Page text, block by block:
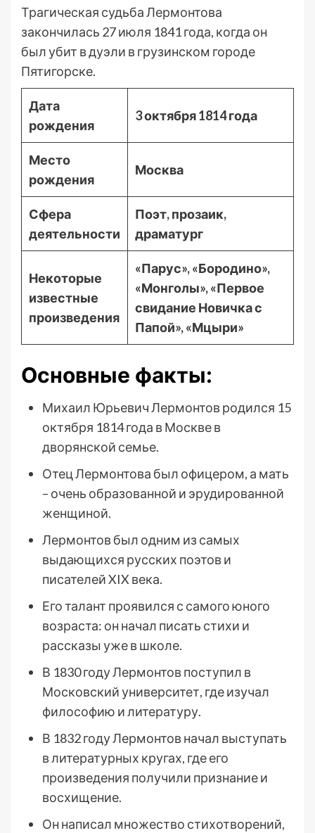
Трагическая судьба Лермонтова
закончилась 27 июля 1841 года, когда он
был убит в дуэли в грузинском городе
Пятигорске.
Дата
рождения
3 октября 1814 года
Место
рождения
Москва
Сфера
деятельности
Поэт, прозаик,
драматург
Некоторые
известные
произведения
«Парус», «Бородино»,
«Монголы», «Первое
свидание Новичка с
Папой», «Мцыри»
Основные факты:
Михаил Юрьевич Лермонтов родился 15
октября 1814 года в Москве в
дворянской семье.
Отец Лермонтова был офицером, а мать
– очень образованной и эрудированной
женщиной.
Лермонтов был одним из самых
выдающихся русских поэтов и
писателей XIX века.
Его талант проявился с самого юного
возраста: он начал писать стихи и
рассказы уже в школе.
В 1830 году Лермонтов поступил в
Московский университет, где изучал
философию и литературу.
В 1832 году Лермонтов начал выступать
в литературных кругах, где его
произведения получили признание и
восхищение.
Он написал множество стихотворений,